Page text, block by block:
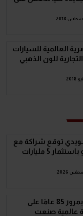
العالمية للسيارات
للون الذهبي
توقع شراكة مع
أومودا وجايكو باستثمار 5 مليارات
Jeep تحتفل بمرور 85 عامًا على
عالمية صنعت